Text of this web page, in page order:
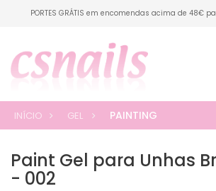
PORTES GRÁTIS em encomendas acima de 48€
INÍCIO GEL PAINTING
Paint Gel para Unhas
- 002